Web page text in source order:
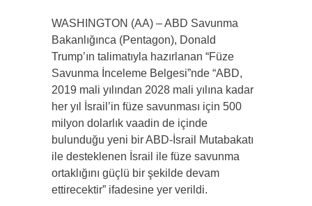
WASHINGTON (AA) – ABD Savunma
Bakanlığınca (Pentagon), Donald
Trump’ın talimatıyla hazırlanan “Füze
Savunma İnceleme Belgesi”nde “ABD,
2019 mali yılından 2028 mali yılına kadar
her yıl İsrail’in füze savunması için 500
milyon dolarlık vaadin de içinde
bulunduğu yeni bir ABD-İsrail Mutabakatı
ile desteklenen İsrail ile füze savunma
ortaklığını güçlü bir şekilde devam
ettirecektir” ifadesine yer verildi.